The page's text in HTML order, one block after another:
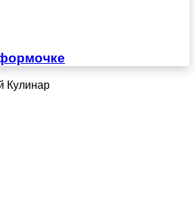
Кулинар